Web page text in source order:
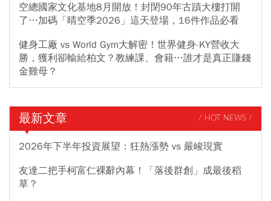
空總國家文化基地8月開放！封閉90年古蹟大樓打開
了…加碼「晴空季2026」這天登場，16件作品必看
健身工廠 vs World Gym大解密！世界健身-KY營收大
勝，獲利卻輸給柏文？教練課、會籍…誰才是真正賺錢
金雞母？
最新文章 / HOT NEWS /
2026年下半年投資展望：狂熱漲勢 vs 嚴峻現實
友達二把手柯富仁裸辭內幕！「落後群創」成最後稻
草？